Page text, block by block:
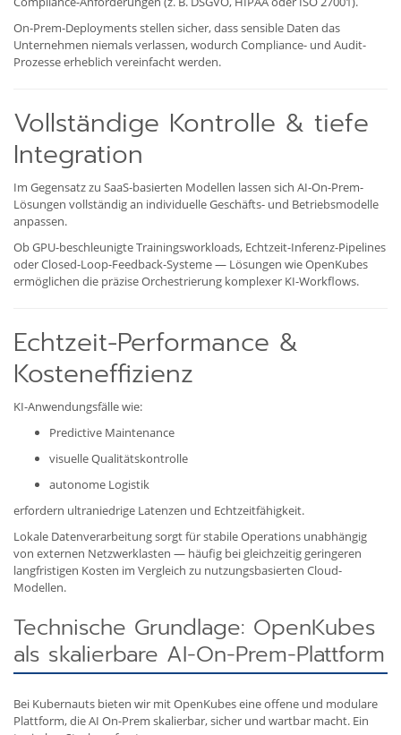
On-Prem-Deployments stellen sicher, dass sensible Daten das
Unternehmen niemals verlassen, wodurch Compliance- und Audit-
Prozesse erheblich vereinfacht werden.
Vollständige Kontrolle & tiefe
Integration
Im Gegensatz zu SaaS-basierten Modellen lassen sich AI-On-Prem-
Lösungen vollständig an individuelle Geschäfts- und Betriebsmodelle
anpassen.
Ob GPU-beschleunigte Trainingsworkloads, Echtzeit-Inferenz-Pipelines
oder Closed-Loop-Feedback-Systeme — Lösungen wie OpenKubes
ermöglichen die präzise Orchestrierung komplexer KI-Workflows.
Echtzeit-Performance &
Kosteneffizienz
KI-Anwendungsfälle wie:
Predictive Maintenance
visuelle Qualitätskontrolle
autonome Logistik
erfordern ultraniedrige Latenzen und Echtzeitfähigkeit.
Lokale Datenverarbeitung sorgt für stabile Operations unabhängig
von externen Netzwerklasten — häufig bei gleichzeitig geringeren
langfristigen Kosten im Vergleich zu nutzungsbasierten Cloud-
Modellen.
Technische Grundlage: OpenKubes
als skalierbare AI-On-Prem-Plattform
Bei Kubernauts bieten wir mit OpenKubes eine offene und modulare
Plattform, die AI On-Prem skalierbar, sicher und wartbar macht. Ein